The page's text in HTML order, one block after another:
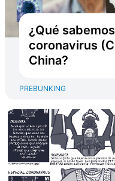
¿Qué
coronavirus
China?
PREBUNKING